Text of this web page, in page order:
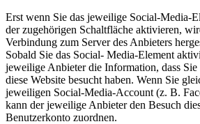
Erst wenn Sie das jeweilige Social-Media-
der zugehörigen Schaltfläche aktivieren,
Verbindung zum Server des Anbieters
Sobald Sie das Social- Media-Element
jeweilige Anbieter die Information, dass
diese Website besucht haben. Wenn Sie
jeweiligen Social-Media-Account (z. B.
kann der jeweilige Anbieter den Besuch
Benutzerkonto zuordnen.